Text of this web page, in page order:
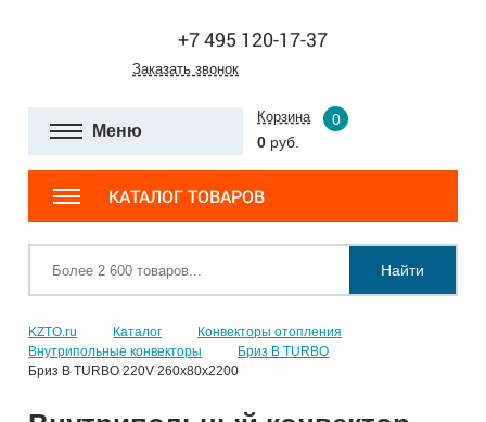
+7 495 120-17-37
Заказать звонок
Меню
Корзина
0
0 руб.
КАТАЛОГ ТОВАРОВ
Найти
KZTO.ru Каталог
Конвекторы отопления
Внутрипольные конвекторы
Бриз В TURBO
Бриз В TURBO 220V 260х80х2200